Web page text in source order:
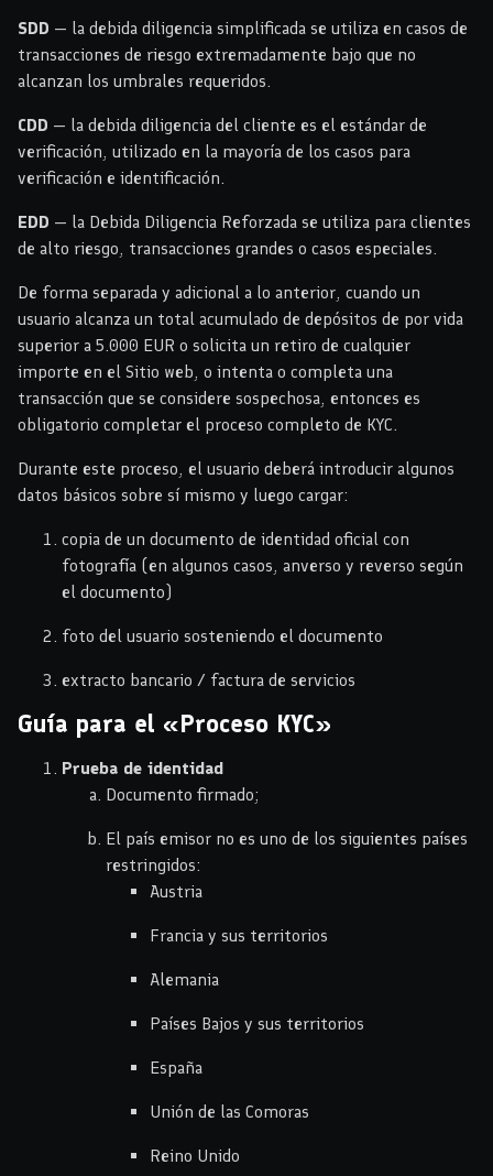
SDD — la debida diligencia simplificada se utiliza en casos de
transacciones de riesgo extremadamente bajo que no
alcanzan los umbrales requeridos.
CDD — la debida diligencia del cliente es el estándar de
verificación, utilizado en la mayoría de los casos para
verificación e identificación.
EDD — la Debida Diligencia Reforzada se utiliza para clientes
de alto riesgo, transacciones grandes o casos especiales.
De forma separada y adicional a lo anterior, cuando un
usuario alcanza un total acumulado de depósitos de por vida
superior a 5.000 EUR o solicita un retiro de cualquier
importe en el Sitio web, o intenta o completa una
transacción que se considere sospechosa, entonces es
obligatorio completar el proceso completo de KYC.
Durante este proceso, el usuario deberá introducir algunos
datos básicos sobre sí mismo y luego cargar:
copia de un documento de identidad oficial con
fotografía (en algunos casos, anverso y reverso según
el documento)
foto del usuario sosteniendo el documento
extracto bancario / factura de servicios
Guía para el «Proceso KYC»
Prueba de identidad
Documento firmado;
El país emisor no es uno de los siguientes países
restringidos:
Austria
Francia y sus territorios
Alemania
Países Bajos y sus territorios
España
Unión de las Comoras
Reino Unido